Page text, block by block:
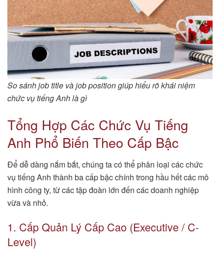
So sánh job title và job position giúp hiểu rõ khái niệm
chức vụ tiếng Anh là gì
Tổng Hợp Các Chức Vụ Tiếng
Anh Phổ Biến Theo Cấp Bậc
Để dễ dàng nắm bắt, chúng ta có thể phân loại các chức
vụ tiếng Anh thành ba cấp bậc chính trong hầu hết các mô
hình công ty, từ các tập đoàn lớn đến các doanh nghiệp
vừa và nhỏ.
1. Cấp Quản Lý Cấp Cao (Executive / C-
Level)